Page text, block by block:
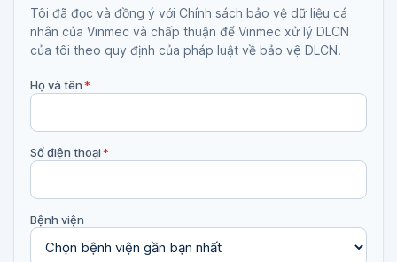
Tôi đã đọc và đồng ý với Chính sách bảo vệ dữ liệu cá
nhân của Vinmec và chấp thuận để Vinmec xử lý DLCN
của tôi theo quy định của pháp luật về bảo vệ DLCN.
Họ và tên*
Số điện thoại*
Bệnh viện